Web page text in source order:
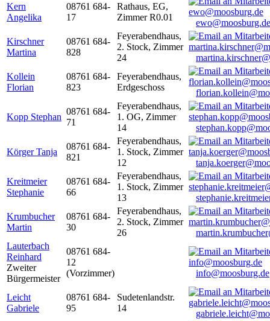
Kern
Angelika
08761 684-
17
Rathaus, EG,
Zimmer R0.01
ewo@moosburg.de
Kirschner
Martina
08761 684-
828
Feyerabendhaus,
2. Stock, Zimmer
24
Kollein
Florian
08761 684-
823
Feyerabendhaus,
Erdgeschoss
Kopp Stephan
08761 684-
71
Feyerabendhaus,
1. OG, Zimmer
14
Körger Tanja
08761 684-
821
Feyerabendhaus,
1. Stock, Zimmer
12
Kreitmeier
Stephanie
08761 684-
66
Feyerabendhaus,
1. Stock, Zimmer
13
Krumbucher
Martin
08761 684-
30
Feyerabendhaus,
2. Stock, Zimmer
26
Lauterbach
Reinhard
Zweiter
Bürgermeister
08761 684-
12
(Vorzimmer)
info@moosburg.de
Leicht
Gabriele
08761 684-
95
Sudetenlandstr.
14